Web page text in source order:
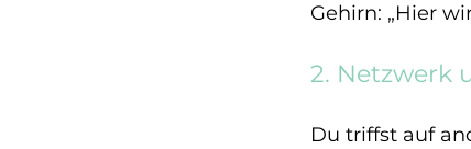
Gehirn: „Hier
2. Netzwerk
Du triffst auf